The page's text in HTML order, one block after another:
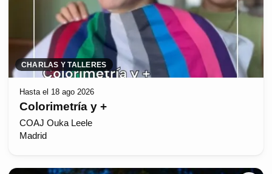
CHARLAS Y TALLERES
Hasta el 18 ago 2026
Colorimetría y +
COAJ Ouka Leele
Madrid